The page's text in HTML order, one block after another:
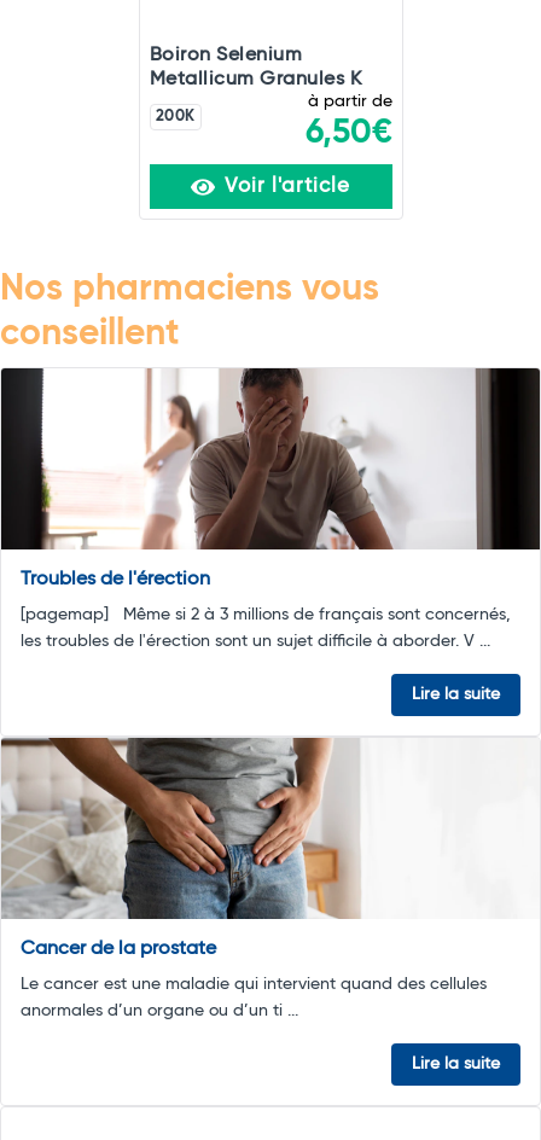
Boiron Selenium
Metallicum Granules K
200K
à partir de
6,50€
Voir l'article
Nos pharmaciens vous
conseillent
Troubles de l'érection
[pagemap] Même si 2 à 3 millions de français sont concernés,
les troubles de l'érection sont un sujet difficile à aborder. V ...
Lire la suite
Cancer de la prostate
Le cancer est une maladie qui intervient quand des cellules
anormales d’un organe ou d’un ti ...
Lire la suite